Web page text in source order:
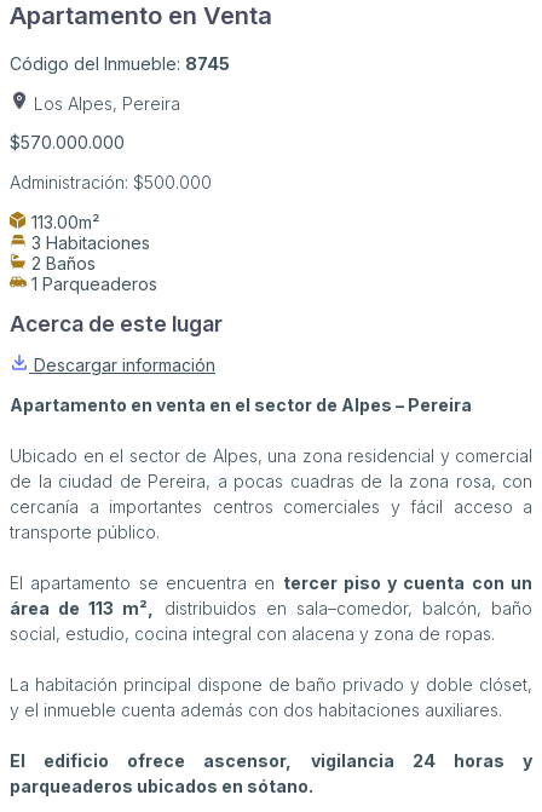
Apartamento en Venta
Código del Inmueble: 8745
Los Alpes, Pereira
$570.000.000
Administración: $500.000
113.00m²
3 Habitaciones
2 Baños
1 Parqueaderos
Acerca de este lugar
Descargar información
Apartamento en venta en el sector de Alpes – Pereira
Ubicado en el sector de Alpes, una zona residencial y comercial
de la ciudad de Pereira, a pocas cuadras de la zona rosa, con
cercanía a importantes centros comerciales y fácil acceso a
transporte público.
El apartamento se encuentra en tercer piso y cuenta con un
área de 113 m²,
distribuidos en sala–comedor, balcón, baño
social, estudio, cocina integral con alacena y zona de ropas.
La habitación principal dispone de baño privado y doble clóset,
y el inmueble cuenta además con dos habitaciones auxiliares.
El edificio ofrece ascensor, vigilancia 24 horas y
parqueaderos ubicados en sótano.